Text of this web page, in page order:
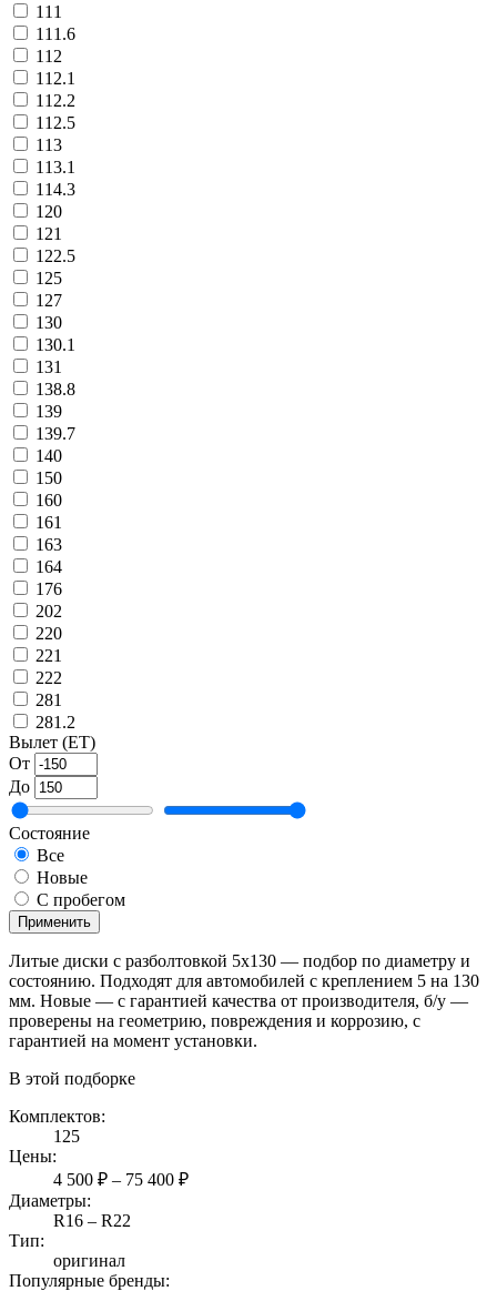
111
111.6
112
112.1
112.2
112.5
113
113.1
114.3
120
121
122.5
125
127
130
130.1
131
138.8
139
139.7
140
150
160
161
163
164
176
202
220
221
222
281
281.2
Вылет (ET)
От
До
Состояние
Все
Новые
С пробегом
Применить
Литые диски с разболтовкой 5x130 — подбор по диаметру и
состоянию. Подходят для автомобилей с креплением 5 на 130
мм. Новые — с гарантией качества от производителя, б/у —
проверены на геометрию, повреждения и коррозию, с
гарантией на момент установки.
В этой подборке
Комплектов:
125
Цены:
4 500 ₽ – 75 400 ₽
Диаметры:
R16 – R22
Тип:
оригинал
Популярные бренды: